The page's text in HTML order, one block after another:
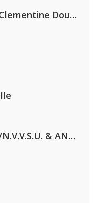
Calvin Harris & Clementine Douglas
Lustrum U.V.S.V/N.V.V.S.U. & ANNO ONS & Jopke van Dobbenburgh & Roeland Beelen